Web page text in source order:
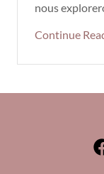
nous
Continue